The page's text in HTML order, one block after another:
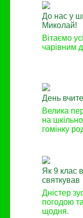
До нас у
Миколай!
Вітаємо
чарівним
День
Велика
на
гомінку
Як 9 клас
святкував
Дністер
погодою
щодня.